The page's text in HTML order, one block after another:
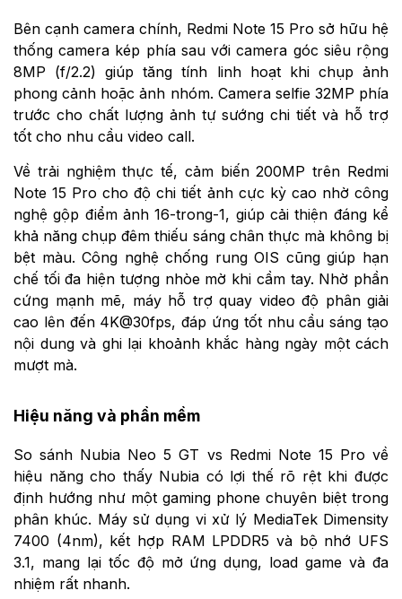
Bên cạnh camera chính, Redmi Note 15 Pro sở hữu hệ
thống camera kép phía sau với camera góc siêu rộng
8MP (f/2.2) giúp tăng tính linh hoạt khi chụp ảnh
phong cảnh hoặc ảnh nhóm. Camera selfie 32MP phía
trước cho chất lượng ảnh tự sướng chi tiết và hỗ trợ
tốt cho nhu cầu video call.
Về trải nghiệm thực tế, cảm biến 200MP trên Redmi
Note 15 Pro cho độ chi tiết ảnh cực kỳ cao nhờ công
nghệ gộp điểm ảnh 16-trong-1, giúp cải thiện đáng kể
khả năng chụp đêm thiếu sáng chân thực mà không bị
bệt màu. Công nghệ chống rung OIS cũng giúp hạn
chế tối đa hiện tượng nhòe mờ khi cầm tay. Nhờ phần
cứng mạnh mẽ, máy hỗ trợ quay video độ phân giải
cao lên đến 4K@30fps, đáp ứng tốt nhu cầu sáng tạo
nội dung và ghi lại khoảnh khắc hàng ngày một cách
mượt mà.
Hiệu năng và phần mềm
So sánh Nubia Neo 5 GT vs Redmi Note 15 Pro về
hiệu năng cho thấy Nubia có lợi thế rõ rệt khi được
định hướng như một gaming phone chuyên biệt trong
phân khúc. Máy sử dụng vi xử lý MediaTek Dimensity
7400 (4nm), kết hợp RAM LPDDR5 và bộ nhớ UFS
3.1, mang lại tốc độ mở ứng dụng, load game và đa
nhiệm rất nhanh.